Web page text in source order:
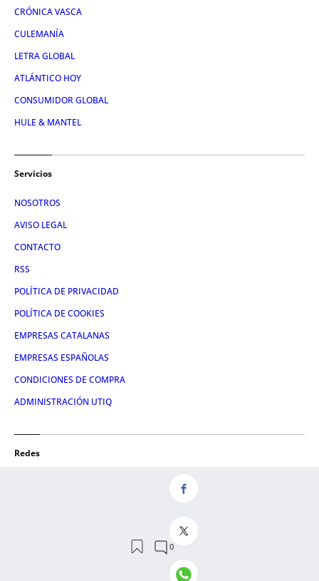
CRÓNICA VASCA
CULEMANÍA
LETRA GLOBAL
ATLÁNTICO HOY
CONSUMIDOR GLOBAL
HULE & MANTEL
Servicios
NOSOTROS
AVISO LEGAL
CONTACTO
RSS
POLÍTICA DE PRIVACIDAD
POLÍTICA DE COOKIES
EMPRESAS CATALANAS
EMPRESAS ESPAÑOLAS
CONDICIONES DE COMPRA
ADMINISTRACIÓN UTIQ
Redes